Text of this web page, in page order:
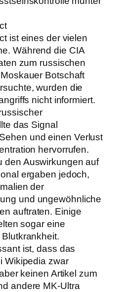
ist eines der vielen
Während die CIA
zum russischen
Botschaft
wurden die
nicht informiert.
das Signal
und einen Verlust
hervorrufen.
den Auswirkungen auf
ergaben jedoch,
der
und ungewöhnliche
auftraten. Einige
sogar eine
ist, dass das
Wikipedia zwar
keinen Artikel zum
andere MK-Ultra